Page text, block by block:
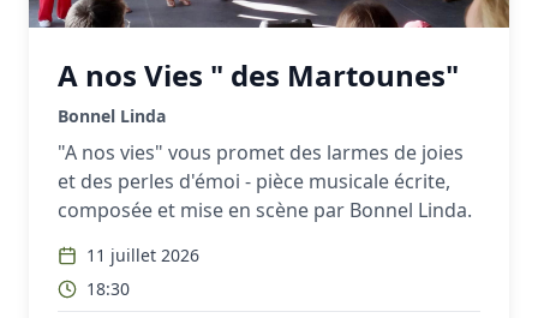
A nos Vies " des Martounes"
Bonnel Linda
"A nos vies" vous promet des larmes de joies
et des perles d'émoi - pièce musicale écrite,
composée et mise en scène par Bonnel Linda.
11 juillet 2026
18:30